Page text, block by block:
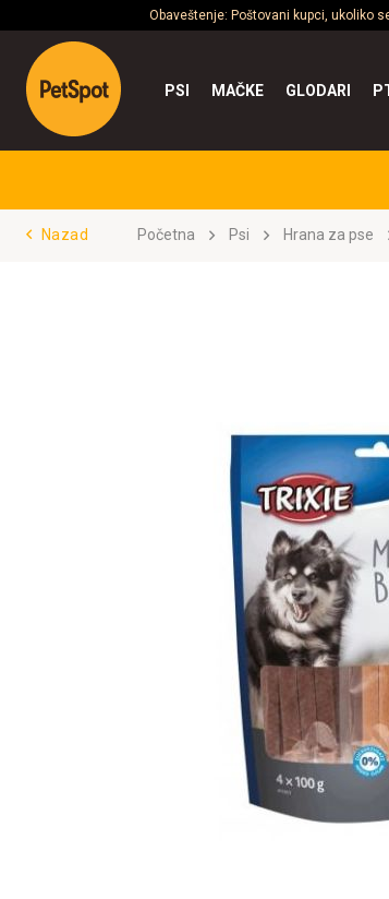
Obaveštenje: Poštovani kupci, ukoliko
PSI MAČKE GLODARI
Nazad Početna Psi Hrana za pse